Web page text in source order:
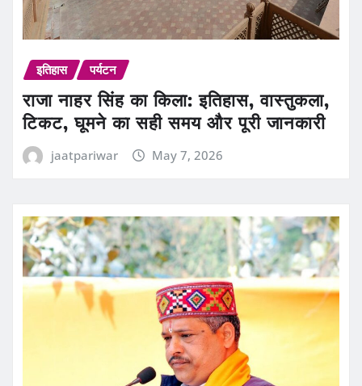
इतिहास पर्यटन
राजा नाहर सिंह का किला: इतिहास, वास्तुकला,
टिकट, घूमने का सही समय और पूरी जानकारी
jaatpariwar May 7, 2026